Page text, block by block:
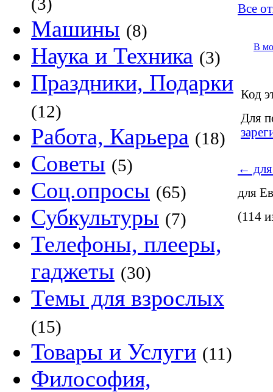
Машины (8)
Наука и Техника (3)
Праздники, Подарки
(12)
Работа, Карьера (18)
Советы (5)
Соц.опросы (65)
Субкультуры (7)
Телефоны, плееры,
гаджеты (30)
Темы для взрослых
(15)
Товары и Услуги (11)
Философия,
Все
В
Код
Для
←
для
(114